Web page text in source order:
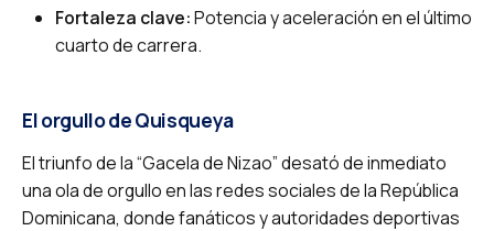
Fortaleza clave:Potencia y aceleración en el último
cuarto de carrera.
El orgullo de Quisqueya
El triunfo de la “Gacela de Nizao” desató de inmediato
una ola de orgullo en las redes sociales de la República
Dominicana, donde fanáticos y autoridades deportivas